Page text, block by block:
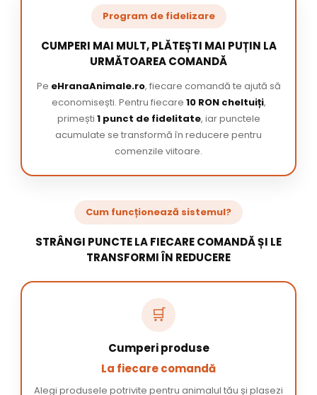
Program de fidelizare
CUMPERI MAI MULT, PLĂTEȘTI MAI PUȚIN LA
URMĂTOAREA COMANDĂ
Pe eHranaAnimale.ro, fiecare comandă te ajută să
economisești. Pentru fiecare 10 RON cheltuiți,
primești 1 punct de fidelitate, iar punctele
acumulate se transformă în reducere pentru
comenzile viitoare.
Cum funcționează sistemul?
STRÂNGI PUNCTE LA FIECARE COMANDĂ ȘI LE
TRANSFORMI ÎN REDUCERE
🛒
Cumperi produse
La fiecare comandă
Alegi produsele potrivite pentru animalul tău și plasezi